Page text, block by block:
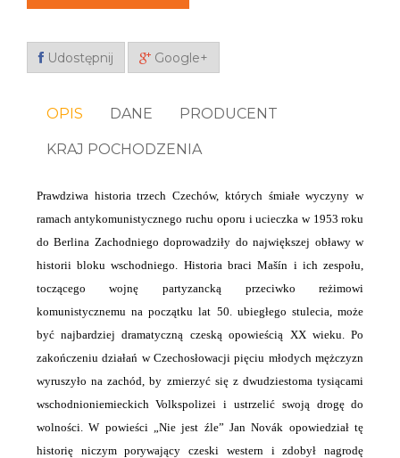
Udostępnij Google+
OPIS DANE PRODUCENT
KRAJ POCHODZENIA
Prawdziwa historia trzech Czechów, których śmiałe wyczyny w
ramach antykomunistycznego ruchu oporu i ucieczka w 1953 roku
do Berlina Zachodniego doprowadziły do największej obławy w
historii bloku wschodniego. Historia braci Mašín i ich zespołu,
toczącego wojnę partyzancką przeciwko reżimowi
komunistycznemu na początku lat 50. ubiegłego stulecia, może
być najbardziej dramatyczną czeską opowieścią XX wieku. Po
zakończeniu działań w Czechosłowacji pięciu młodych mężczyzn
wyruszyło na zachód, by zmierzyć się z dwudziestoma tysiącami
wschodnioniemieckich Volkspolizei i ustrzelić swoją drogę do
wolności. W powieści „Nie jest źle” Jan Novák opowiedział tę
historię niczym porywający czeski western i zdobył nagrodę